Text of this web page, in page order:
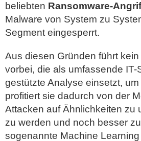
beliebten Ransomware-
Malware von System zu
Segment eingesperrt.
Aus diesen Gründen führt
vorbei, die als umfassende
gestützte Analyse einsetzt,
profitiert sie dadurch von der
Attacken auf Ähnlichkeiten zu
zu werden und noch besser
sogenannte Machine